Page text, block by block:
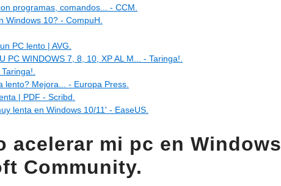
programas, comandos... - CCM.
Windows 10? - CompuH.
PC lento | AVG.
PC WINDOWS 7, 8, 10, XP AL M... - Taringa!.
lento? Mejora... - Europa Press.
| PDF - Scribd.
lenta en Windows 10/11' - EaseUS.
acelerar mi pc en Windows
Community.